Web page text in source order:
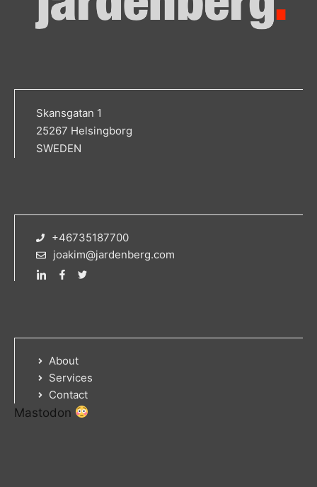
Skansgatan 1
25267 Helsingborg
SWEDEN
+46735187700
joakim@jardenberg.com
About
Services
Contact
Mastodon